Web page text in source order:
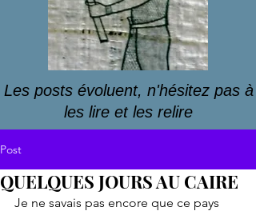
Les posts évoluent, n'hésitez pas à
les lire et les relire
Post
QUELQUES JOURS AU CAIRE
Je ne savais pas encore que ce pays